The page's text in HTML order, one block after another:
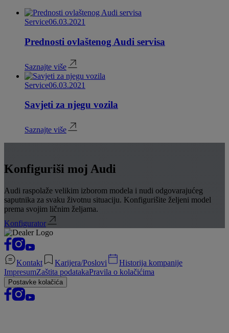
Service06.03.2021
Prednosti ovlaštenog Audi servisa
Saznajte više
Service06.03.2021
Savjeti za njegu vozila
Saznajte više
Konfiguriši moj Audi
Audi raspolaže velikim izborom modela i nudi odgovarajućeg
saputnika za svaku životnu situaciju. Konfigurišite željeni model
prema svojim ličnim željama.
Konfigurator
Kontakt Karijera/Poslovi
Historija kompanije
ImpresumZaštita podatakaPravila o kolačićima
Postavke kolačića